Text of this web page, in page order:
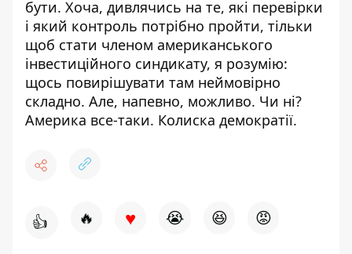
бути. Хоча, дивлячись на те, які перевірки
і який контроль потрібно пройти, тільки
щоб стати членом американського
інвестиційного синдикату, я розумію:
щось повирішувати там неймовірно
складно. Але, напевно, можливо. Чи ні?
Америка все-таки. Колиска демократії.
👍 🔥 ♥ 😭 😆 😡